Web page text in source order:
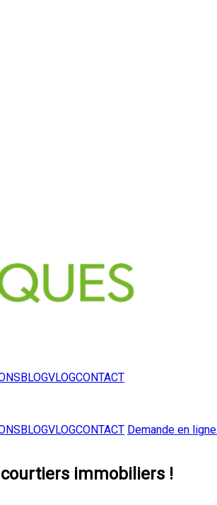
BLOGVLOGCONTACT
BLOGVLOGCONTACT Demande en ligne
immobiliers !